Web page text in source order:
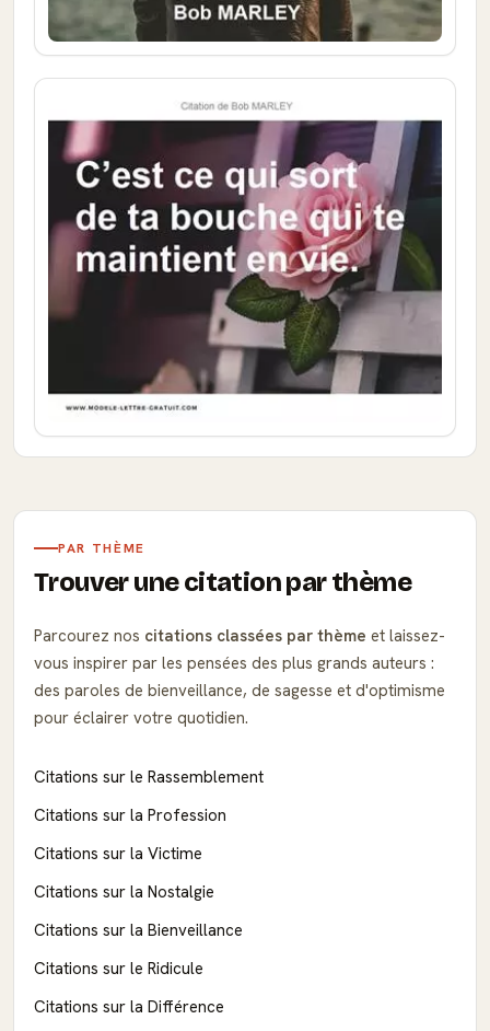
PAR THÈME
Trouver une citation par thème
Parcourez nos citations classées par thème et laissez-
vous inspirer par les pensées des plus grands auteurs :
des paroles de bienveillance, de sagesse et d'optimisme
pour éclairer votre quotidien.
Citations sur le Rassemblement
Citations sur la Profession
Citations sur la Victime
Citations sur la Nostalgie
Citations sur la Bienveillance
Citations sur le Ridicule
Citations sur la Différence